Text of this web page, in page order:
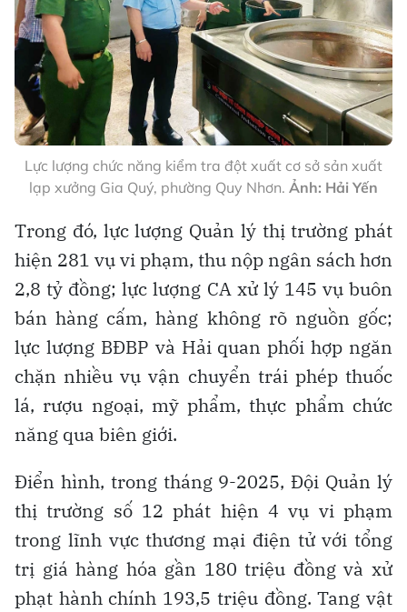
Lực lượng chức năng kiểm tra đột xuất cơ sở sản xuất
lạp xưởng Gia Quý, phường Quy Nhơn. Ảnh: Hải Yến
Trong đó, lực lượng Quản lý thị trường phát
hiện 281 vụ vi phạm, thu nộp ngân sách hơn
2,8 tỷ đồng; lực lượng CA xử lý 145 vụ buôn
bán hàng cấm, hàng không rõ nguồn gốc;
lực lượng BĐBP và Hải quan phối hợp ngăn
chặn nhiều vụ vận chuyển trái phép thuốc
lá, rượu ngoại, mỹ phẩm, thực phẩm chức
năng qua biên giới.
Điển hình, trong tháng 9-2025, Đội Quản lý
thị trường số 12 phát hiện 4 vụ vi phạm
trong lĩnh vực thương mại điện tử với tổng
trị giá hàng hóa gần 180 triệu đồng và xử
phạt hành chính 193,5 triệu đồng. Tang vật